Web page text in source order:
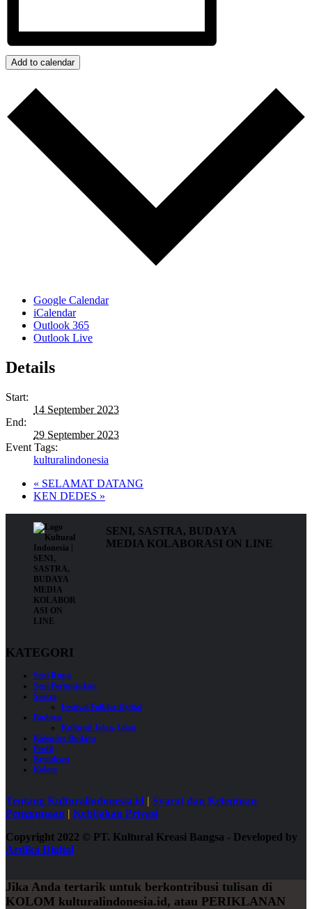
Add to calendar
Google Calendar
iCalendar
Outlook 365
Outlook Live
Details
Start:
14 September 2023
End:
29 September 2023
Event Tags:
kulturalindonesia
« SELAMAT DATANG
KEN DEDES »
SENI, SASTRA, BUDAYA
MEDIA KOLABORASI ON LINE
KATEGORI
Seni Rupa
Seni Pertunjukan
Sastra
Festival Folklor Digital
Budaya
Kultural Jalan-Jalan
Kalender Budaya
Profil
Broadcast
Kolom
Tentang Kulturalindonesia.id | Syarat dan Ketentuan
Penggunaan | Kebijakan Privasi
Copyright 2022 © PT. Kultural Kreasi Bangsa - Developed by
Ardika Digital
Jika Anda tertarik untuk berkontribusi tulisan di
KOLOM kulturalindonesia.id, atau PERIKLANAN